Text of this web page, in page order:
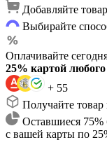
Добавляйте
Выбирайте
Оплачивайте
25% картой любого
+ 55
Получайте
Оставшиеся 75%
с вашей карты по